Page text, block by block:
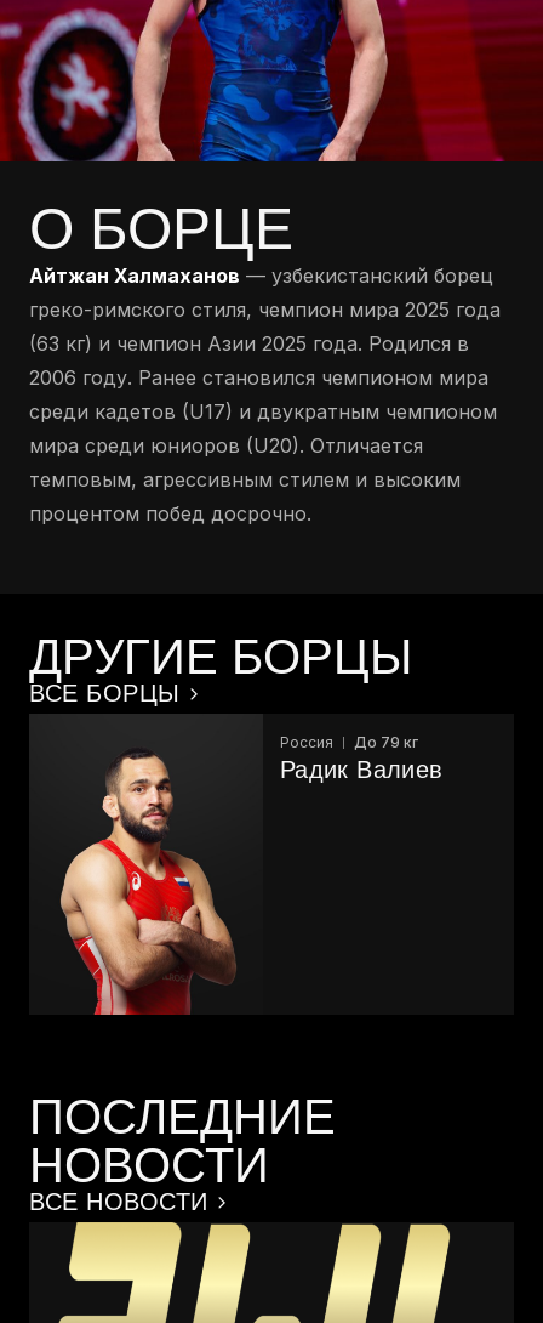
О БОРЦЕ
Айтжан Халмаханов — узбекистанский борец
греко-римского стиля, чемпион мира 2025 года
(63 кг) и чемпион Азии 2025 года. Родился в
2006 году. Ранее становился чемпионом мира
среди кадетов (U17) и двукратным чемпионом
мира среди юниоров (U20). Отличается
темповым, агрессивным стилем и высоким
процентом побед досрочно.
ДРУГИЕ БОРЦЫ
ВСЕ БОРЦЫ
Россия До 79 кг
Радик Валиев
ПОСЛЕДНИЕ
НОВОСТИ
ВСЕ НОВОСТИ